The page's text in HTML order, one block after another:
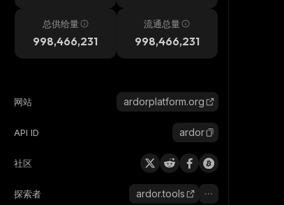
总供给量
998,466,231
流通总量
998,466,231
网站 ardorplatform.org
API ID ardor
社区
探索者 ardor.tools